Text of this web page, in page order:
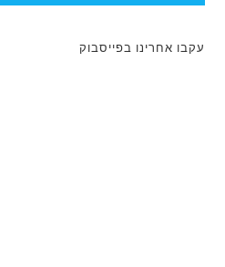
עקבו אחרינו בפייסבוק